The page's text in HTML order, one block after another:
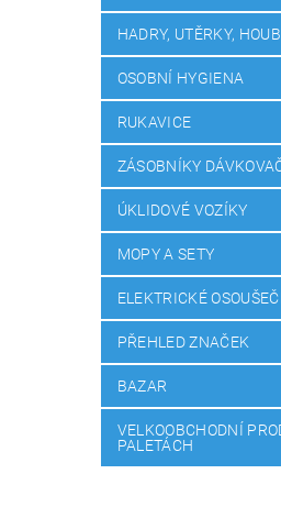
HADRY, UTĚRKY,
OSOBNÍ HYGIENA
RUKAVICE
ZÁSOBNÍKY
ÚKLIDOVÉ VOZÍKY
MOPY A SETY
ELEKTRICKÉ
PŘEHLED ZNAČEK
BAZAR
VELKOOBCHODNÍ
PALETÁCH